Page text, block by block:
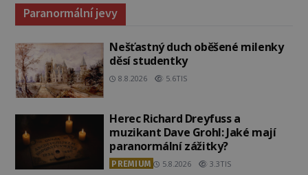
Paranormální jevy
Nešťastný duch oběšené milenky
děsí studentky
8.8.2026 5.6TIS
Herec Richard Dreyfuss a
muzikant Dave Grohl: Jaké mají
paranormální zážitky?
PREMIUM 5.8.2026 3.3TIS